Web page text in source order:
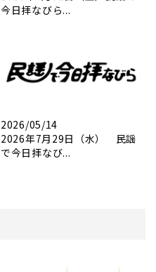
今日拝なびら...
2026/05/14
2026年7月29日（水） 民謡
で今日拝なび...